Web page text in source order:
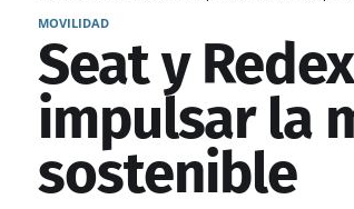
MOVILIDAD
Seat y
impulsar la
sostenible